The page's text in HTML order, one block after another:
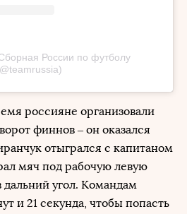
России по футболу
россияне организовали
финнов – он оказался
отыгрался с капитаном
мяч под рабочую левую
дальний угол. Командам
и 21 секунда, чтобы попасть